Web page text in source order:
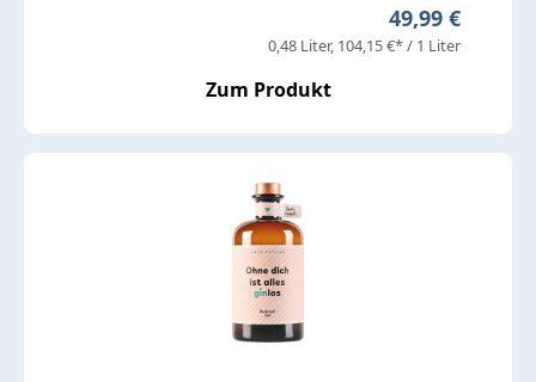
Regulärer
49,99 €
0,48 Liter 104,15 €* / 1 Liter
Zum Produkt